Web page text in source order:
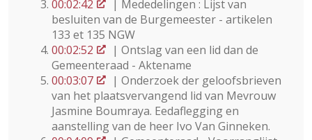
00:02:42
| Mededelingen : Lijst van
besluiten van de Burgemeester - artikelen
133 et 135 NGW
00:02:52
| Ontslag van een lid dan de
Gemeenteraad - Aktename
00:03:07
| Onderzoek der geloofsbrieven
van het plaatsvervangend lid van Mevrouw
Jasmine Boumraya. Eedaflegging en
aanstelling van de heer Ivo Van Ginneken.